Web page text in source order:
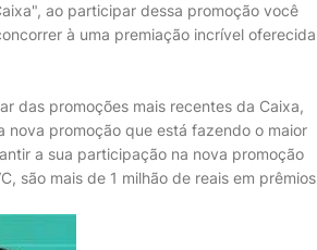
ao participar dessa promoção você
à uma premiação incrível oferecida
das promoções mais recentes da Caixa,
nova promoção que está fazendo o maior
a sua participação na nova promoção
são mais de 1 milhão de reais em prêmios